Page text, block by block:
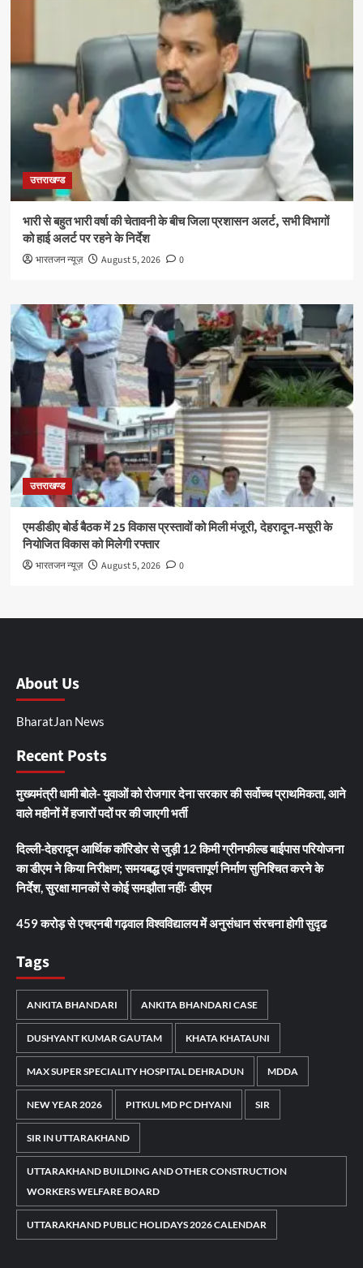
उत्तराखण्ड
भारी से बहुत भारी वर्षा की चेतावनी के बीच जिला प्रशासन अलर्ट, सभी विभागों
को हाई अलर्ट पर रहने के निर्देश
भारतजन न्यूज़ August 5, 2026 0
उत्तराखण्ड
एमडीडीए बोर्ड बैठक में 25 विकास प्रस्तावों को मिली मंजूरी, देहरादून-मसूरी के
नियोजित विकास को मिलेगी रफ्तार
भारतजन न्यूज़ August 5, 2026 0
About Us
BharatJan News
Recent Posts
मुख्यमंत्री धामी बोले- युवाओं को रोजगार देना सरकार की सर्वोच्च प्राथमिकता, आने
वाले महीनों में हजारों पदों पर की जाएगी भर्ती
दिल्ली-देहरादून आर्थिक कॉरिडोर से जुड़ी 12 किमी ग्रीनफील्ड बाईपास परियोजना
का डीएम ने किया निरीक्षण; समयबद्ध एवं गुणवत्तापूर्ण निर्माण सुनिश्चित करने के
निर्देश, सुरक्षा मानकों से कोई समझौता नहींः डीएम
459 करोड़ से एचएनबी गढ़वाल विश्वविद्यालय में अनुसंधान संरचना होगी सुदृढ
Tags
ANKITA BHANDARI ANKITA BHANDARI CASE
DUSHYANT KUMAR GAUTAM KHATA KHATAUNI
MAX SUPER SPECIALITY HOSPITAL DEHRADUN MDDA
NEW YEAR 2026 PITKUL MD PC DHYANI SIR
SIR IN UTTARAKHAND
UTTARAKHAND BUILDING AND OTHER CONSTRUCTION
WORKERS WELFARE BOARD
UTTARAKHAND PUBLIC HOLIDAYS 2026 CALENDAR